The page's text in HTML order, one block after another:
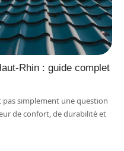
Rhin : guide complet
simplement une question
de confort, de durabilité et